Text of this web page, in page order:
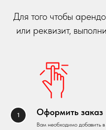
Для того чтобы
или реквизит,
Оформить заказ
Вам необходимо добавить